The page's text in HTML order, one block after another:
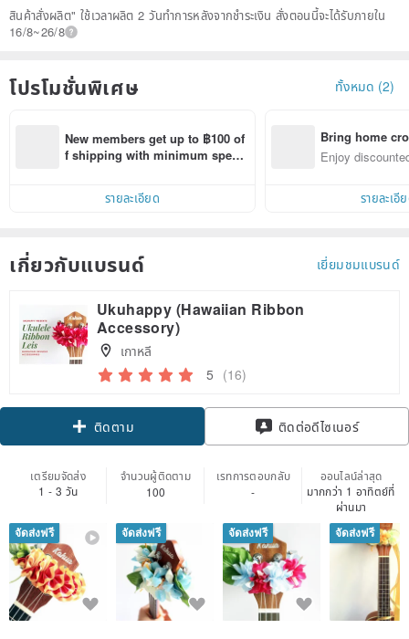
สินค้าสั่งผลิต" ใช้เวลาผลิต 2 วันทำการหลังจากชำระเงิน สั่งตอนนี้จะได้รับภายใน
16/8~26/8
โปรโมชั่นพิเศษ ทั้งหมด (2)
New members get up to ฿100 of
f shipping with minimum spen
รายละเอียด
Bring home
n with ease
Enjoy
รายละเอี
เกี่ยวกับแบรนด์ เยี่ยมชมแบรนด์
Ukuhappy (Hawaiian Ribbon
Accessory)
เกาหลี
5 (16)
ติดตาม ติดต่อดีไซเนอร์
เตรียมจัดส่ง
1 - 3 วัน
จำนวนผู้ติดตาม
100
เรทการตอบกลับ
-
ออนไลน์ล่าสุด
มากกว่า 1 อาทิตย์ที่
ผ่านมา
จัดส่งฟรี จัดส่งฟรี จัดส่งฟรี จัดส่งฟรี